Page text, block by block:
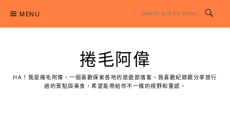
content
MENU
捲毛阿偉
HA！我是捲毛阿偉，一個喜歡探索各地的旅遊部落客。我喜歡紀錄跟分享旅行
過的景點與美食，希望能帶給你不一樣的視野和靈感。